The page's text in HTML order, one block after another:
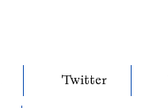
Twitter